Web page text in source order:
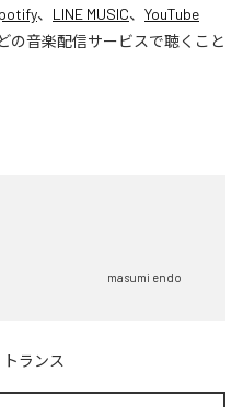
、 LINE MUSIC、 YouTube
の音楽配信サービスで聴くこと
masumi endo
トランス